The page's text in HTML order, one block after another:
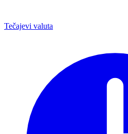
Tečajevi valuta